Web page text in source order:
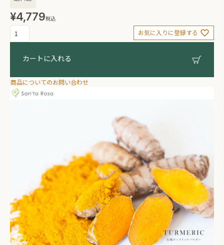
¥4,779税込
お気に入りに登録する
カートに入れる
商品についてのお問い合わせ